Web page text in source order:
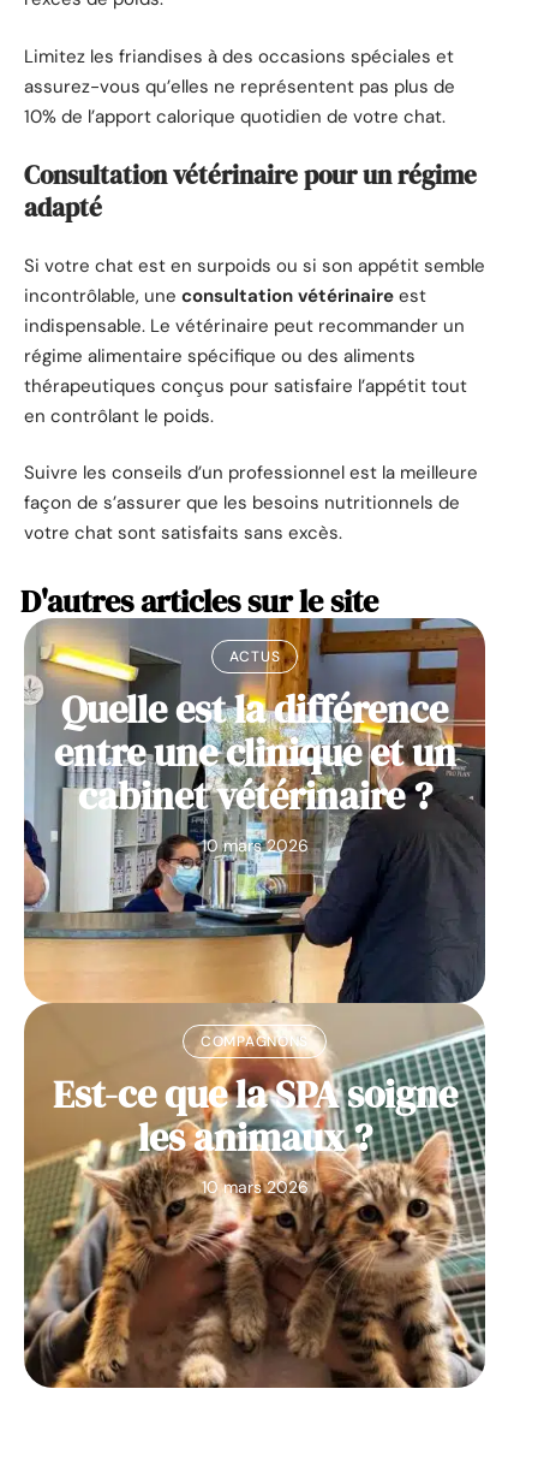
Limitez les friandises à des occasions spéciales et
assurez-vous qu’elles ne représentent pas plus de
10% de l’apport calorique quotidien de votre chat.
Consultation vétérinaire pour un régime
adapté
Si votre chat est en surpoids ou si son appétit semble
incontrôlable, une consultation vétérinaire est
indispensable. Le vétérinaire peut recommander un
régime alimentaire spécifique ou des aliments
thérapeutiques conçus pour satisfaire l’appétit tout
en contrôlant le poids.
Suivre les conseils d’un professionnel est la meilleure
façon de s’assurer que les besoins nutritionnels de
votre chat sont satisfaits sans excès.
D'autres articles sur le site
ACTUS
Quelle est la différence
entre une clinique et un
cabinet vétérinaire ?
10 mars 2026
COMPAGNONS
Est-ce que la SPA soigne
les animaux ?
10 mars 2026